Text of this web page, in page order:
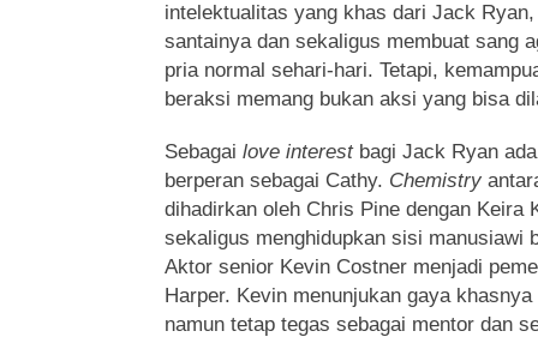
intelektualitas yang khas dari Jack
santainya dan sekaligus membuat sang
pria normal sehari-hari. Tetapi,
beraksi memang bukan aksi yang bisa
Sebagai love interestbagi Jack Ryan
berperan sebagai Cathy. Chemistry
dihadirkan oleh Chris Pine dengan Keira
sekaligus menghidupkan sisi manusiawi
Aktor senior Kevin Costner menjadi
Harper. Kevin menunjukan gaya
namun tetap tegas sebagai mentor dan